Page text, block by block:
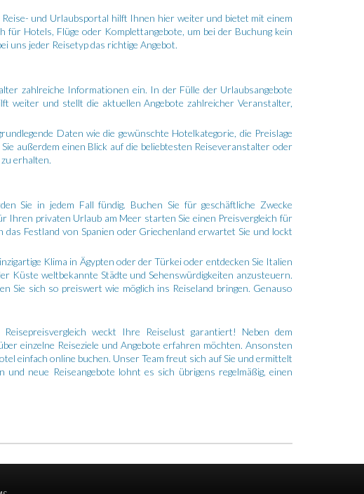
und Urlaubsportal hilft Ihnen hier weiter und bietet mit einem
für Hotels, Flüge oder Komplettangebote, um bei der Buchung kein
uns jeder Reisetyp das richtige Angebot.
zahlreiche Informationen ein. In der Fülle der Urlaubsangebote
weiter und stellt die aktuellen Angebote zahlreicher Veranstalter,
Daten wie die gewünschte Hotelkategorie, die Preislage
außerdem einen Blick auf die beliebtesten Reiseveranstalter oder
erhalten.
Sie in jedem Fall fündig. Buchen Sie für geschäftliche Zwecke
Ihren privaten Urlaub am Meer starten Sie einen Preisvergleich für
Festland von Spanien oder Griechenland erwartet Sie und lockt
Klima in Ägypten oder der Türkei oder entdecken Sie Italien
Küste weltbekannte Städte und Sehenswürdigkeiten anzusteuern.
Sie sich so preiswert wie möglich ins Reiseland bringen. Genauso
weckt Ihre Reiselust garantiert! Neben dem
einzelne Reiseziele und Angebote erfahren möchten. Ansonsten
einfach online buchen. Unser Team freut sich auf Sie und ermittelt
neue Reiseangebote lohnt es sich übrigens regelmäßig, einen